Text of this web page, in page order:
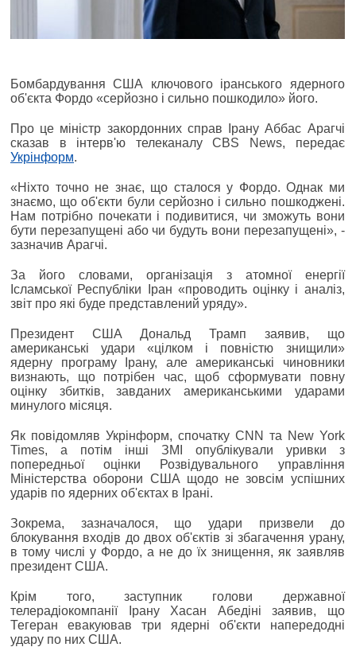
Бомбардування США ключового іранського ядерного
об'єкта Фордо «серйозно і сильно пошкодило» його.
Про це міністр закордонних справ Ірану Аббас Арагчі
сказав в інтерв'ю телеканалу CBS News, передає
Укрінформ.
«Ніхто точно не знає, що сталося у Фордо. Однак ми
знаємо, що об'єкти були серйозно і сильно пошкоджені.
Нам потрібно почекати і подивитися, чи зможуть вони
бути перезапущені або чи будуть вони перезапущені», -
зазначив Арагчі.
За його словами, організація з атомної енергії
Ісламської Республіки Іран «проводить оцінку і аналіз,
звіт про які буде представлений уряду».
Президент США Дональд Трамп заявив, що
американські удари «цілком і повністю знищили»
ядерну програму Ірану, але американські чиновники
визнають, що потрібен час, щоб сформувати повну
оцінку збитків, завданих американськими ударами
минулого місяця.
Як повідомляв Укрінформ, спочатку CNN та New York
Times, а потім інші ЗМІ опублікували уривки з
попередньої оцінки Розвідувального управління
Міністерства оборони США щодо не зовсім успішних
ударів по ядерних об'єктах в Ірані.
Зокрема, зазначалося, що удари призвели до
блокування входів до двох об'єктів зі збагачення урану,
в тому числі у Фордо, а не до їх знищення, як заявляв
президент США.
Крім того, заступник голови державної
телерадіокомпанії Ірану Хасан Абедіні заявив, що
Тегеран евакуював три ядерні об'єкти напередодні
удару по них США.